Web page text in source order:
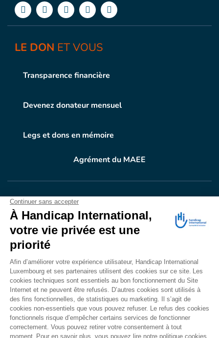
LE DON ET VOUS
Transparence financière
Devenez donateur mensuel
Legs et dons en mémoire
Agrément du MAEE
VOTRE DONEN ACTION
Grâce à vous, en 2025, 400.689 personnes ont
bénéficié d’appareillage et d’activités de réadaptation.
Merci pour votre générosité.
Lire notre rapport annuel
Accessibilité